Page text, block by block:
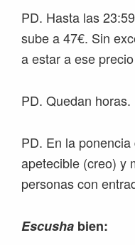
PD. Hasta las
sube a 47€. Sin
a estar a ese
PD. Quedan horas.
PD. En la
apetecible (creo) y
personas con
Escusha bien: